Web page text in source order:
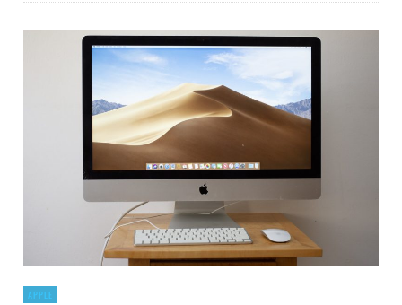
APPLE